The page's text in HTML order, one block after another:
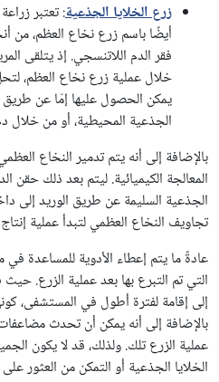
زرع الخلايا الجذعية: تعتبر
أيضًا باسم زرع نخاع العظم، من
فقر الدم اللاتنسجي. إذ يتلقى
خلال عملية زرع نخاع العظم،
يمكن الحصول عليها إمّا عن طريق
الجذعية المحيطية، أو من خلال
بالإضافة إلى أنه يتم تدمير النخاع
المعالجة الكيميائية. ليتم بعد ذلك حقن
الجذعية السليمة عن طريق الوريد إلى
تجاويف النخاع العظمي لتبدأ عملية
عادةً ما يتم إعطاء الأدوية للمساعدة
التي تم التبرع بها بعد عملية الزرع.
إلى إقامة لفترة أطول في المستشفى،
بالإضافة إلى أنه يمكن أن تحدث
عملية الزرع تلك. ولذلك، قد لا يكون
الخلايا الجذعية أو التمكن من العثور